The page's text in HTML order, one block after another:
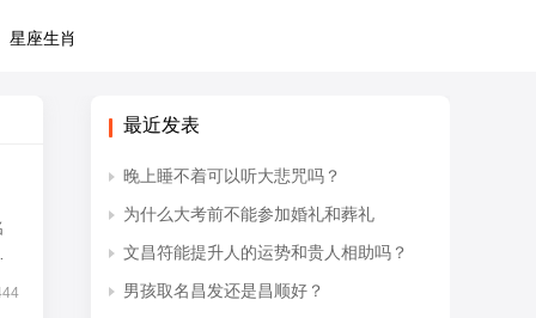
星座生肖
最近发表
晚上睡不着可以听大悲咒吗？
为什么大考前不能参加婚礼和葬礼
文昌符能提升人的运势和贵人相助吗？
男孩取名昌发还是昌顺好？